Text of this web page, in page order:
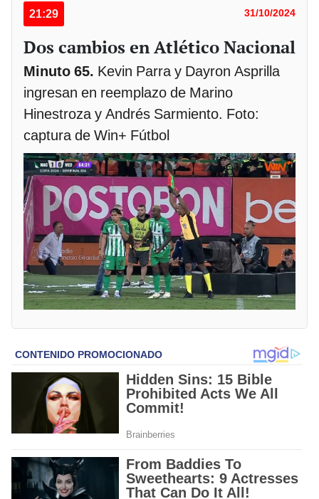
21:29 31/10/2024
Dos cambios en Atlético Nacional
Minuto 65. Kevin Parra y Dayron Asprilla
ingresan en reemplazo de Marino
Hinestroza y Andrés Sarmiento. Foto:
captura de Win+ Fútbol